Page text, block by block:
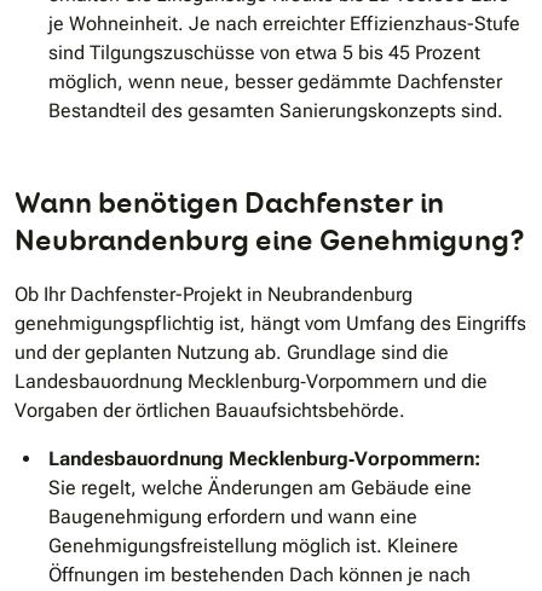
je Wohneinheit. Je nach erreichter Effizienzhaus-Stufe
sind Tilgungszuschüsse von etwa 5 bis 45 Prozent
möglich, wenn neue, besser gedämmte Dachfenster
Bestandteil des gesamten Sanierungskonzepts sind.
Wann benötigen Dachfenster in
Neubrandenburg eine Genehmigung?
Ob Ihr Dachfenster-Projekt in Neubrandenburg
genehmigungspflichtig ist, hängt vom Umfang des Eingriffs
und der geplanten Nutzung ab. Grundlage sind die
Landesbauordnung Mecklenburg‑Vorpommern und die
Vorgaben der örtlichen Bauaufsichtsbehörde.
Landesbauordnung Mecklenburg‑Vorpommern:
Sie regelt, welche Änderungen am Gebäude eine
Baugenehmigung erfordern und wann eine
Genehmigungsfreistellung möglich ist. Kleinere
Öffnungen im bestehenden Dach können je nach